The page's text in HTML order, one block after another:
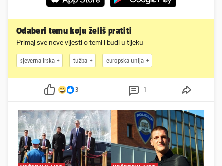
Odaberi temu koju želiš pratiti
Primaj sve nove vijesti o temi i budi u tijeku
sjeverna irska tužba europska unija
3 1